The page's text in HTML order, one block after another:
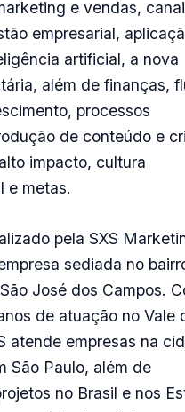
ingressos podem ser
site do sympla.
tomadores de
uma experiência
aplicável, networking
alinhadas aos
das empresas.
foi desenvolvida para
e operação,
e vendas,
empresarial,
artificial, a nova
além de finanças,
processos